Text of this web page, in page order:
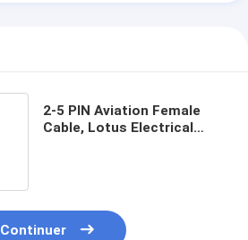
2-5 PIN Aviation Female
Cable, Lotus Electrical
Continuer